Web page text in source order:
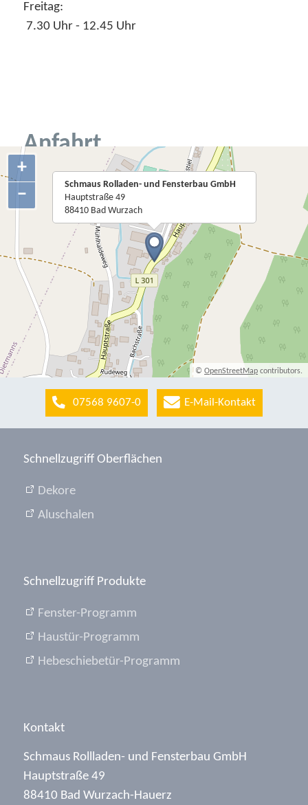
Freitag:
7.30 Uhr - 12.45 Uhr
Anfahrt
Schmaus Rolladen- und Fensterbau GmbH
Hauptstraße 49
88410 Bad Wurzach
+
−
©OpenStreetMap contributors.
07568 9607-0 E-Mail-Kontakt
Schnellzugriff Oberflächen
Dekore
Aluschalen
Schnellzugriff Produkte
Fenster-Programm
Haustür-Programm
Hebeschiebetür-Programm
Kontakt
Schmaus Rollladen- und Fensterbau GmbH
Hauptstraße 49
88410 Bad Wurzach-Hauerz